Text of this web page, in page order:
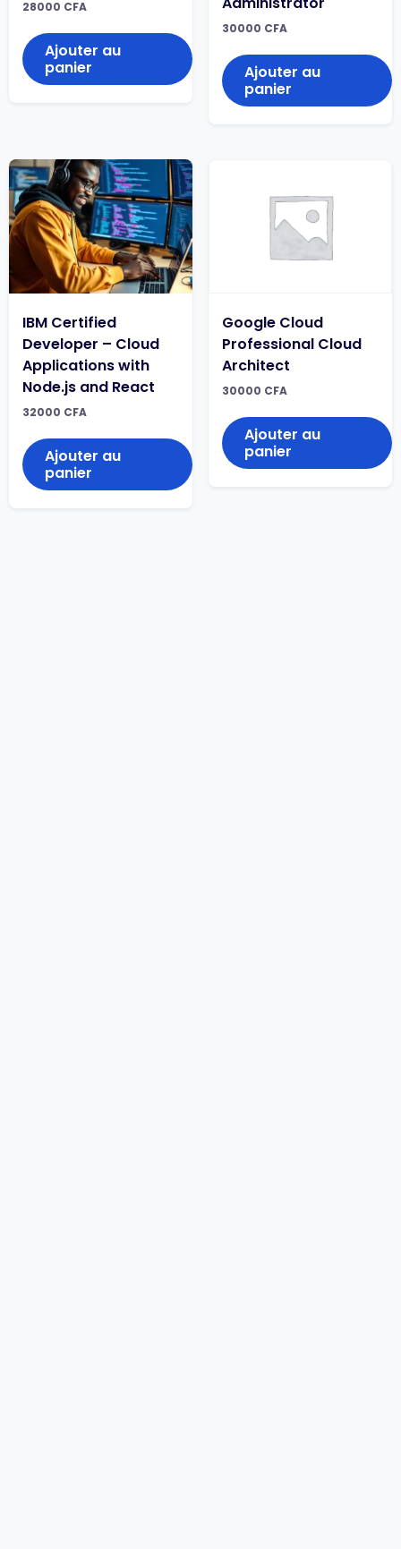
28000 CFA
Ajouter au
panier
30000 CFA
Ajouter au
panier
IBM Certified
Developer – Cloud
Applications with
Node.js and React
32000 CFA
Ajouter au
panier
Google Cloud
Professional Cloud
Architect
30000 CFA
Ajouter au
panier